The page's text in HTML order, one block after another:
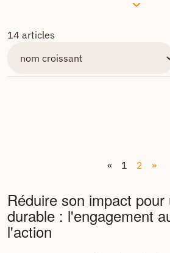
14 articles
« 1 2 »
Réduire son impact
durable : l'engagement
l'action